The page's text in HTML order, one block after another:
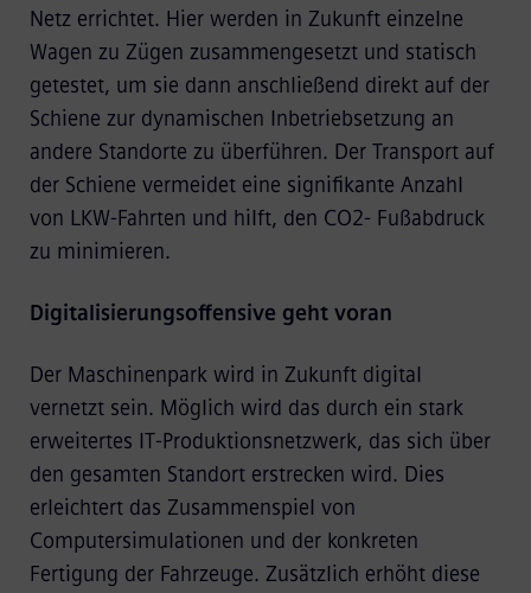
Netz errichtet. Hier werden in Zukunft einzelne
Wagen zu Zügen zusammengesetzt und statisch
getestet, um sie dann anschließend direkt auf der
Schiene zur dynamischen Inbetriebsetzung an
andere Standorte zu überführen. Der Transport auf
der Schiene vermeidet eine signifikante Anzahl
von LKW-Fahrten und hilft, den CO2- Fußabdruck
zu minimieren.
Digitalisierungsoffensive geht voran
Der Maschinenpark wird in Zukunft digital
vernetzt sein. Möglich wird das durch ein stark
erweitertes IT-Produktionsnetzwerk, das sich über
den gesamten Standort erstrecken wird. Dies
erleichtert das Zusammenspiel von
Computersimulationen und der konkreten
Fertigung der Fahrzeuge. Zusätzlich erhöht diese